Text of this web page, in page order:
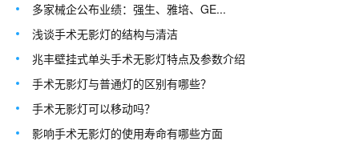
多家械企公布业绩：强生、雅培、GE...
浅谈手术无影灯的结构与清洁
兆丰壁挂式单头手术无影灯特点及参数介绍
手术无影灯与普通灯的区别有哪些？
手术无影灯可以移动吗？
影响手术无影灯的使用寿命有哪些方面